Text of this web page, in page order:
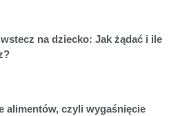
na dziecko: Jak żądać i ile
alimentów, czyli wygaśnięcie